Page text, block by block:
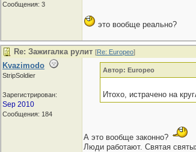
Сообщения: 3
это вообще реально?
Re: Зажигалка рулит [Re: Europeo]
Kvazimodo
StripSoldier
Зарегистрирован:
Sep 2010
Сообщения: 184
Автор: Europeo
Итохо, истрачено на
А это вообще законно?
Люди работают. Святая